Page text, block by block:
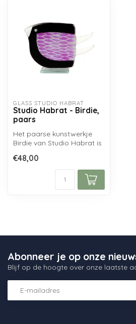
GLASS STUDIO HABRAT
Studio Habrat - Birdie,
paars
Het paarse kunstwerkje
Birdie van Studio Habrat is
glasfusing ...
€48,00
Abonneer je op onze
Blijf op de hoogte over onze laatste